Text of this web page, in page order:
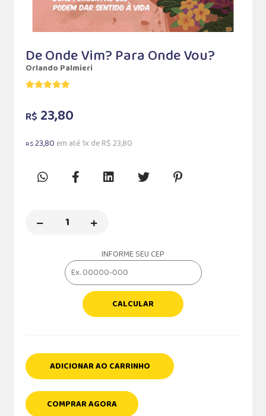
De Onde Vim? Para Onde Vou?
Orlando Palmieri
R$ 23,80
R$23,80 em até 1x de R$ 23,80
INFORME SEU CEP
CALCULAR
ADICIONAR AO CARRINHO
COMPRAR AGORA